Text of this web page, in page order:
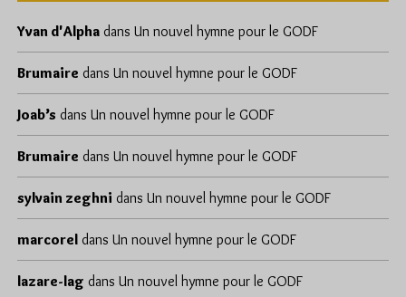
Yvan d'Alpha dans Un nouvel hymne pour le GODF
Brumaire dans Un nouvel hymne pour le GODF
Joab’s dans Un nouvel hymne pour le GODF
Brumaire dans Un nouvel hymne pour le GODF
sylvain zeghni dans Un nouvel hymne pour le GODF
marcorel dans Un nouvel hymne pour le GODF
lazare-lag dans Un nouvel hymne pour le GODF